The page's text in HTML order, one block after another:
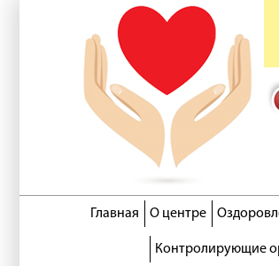
Главная О центре
Контролирующие